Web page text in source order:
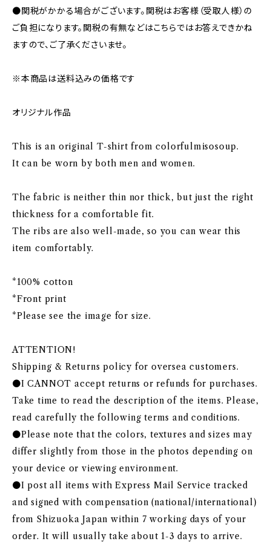
●関税がかかる場合がございます。関税はお客様（受取人様）の
ご負担になります。関税の有無などはこちらではお答えできかね
ますので、ご了承くださいませ。
※本商品は送料込みの価格です
オリジナル作品
This is an original T-shirt from colorfulmisosoup.
It can be worn by both men and women.
The fabric is neither thin nor thick, but just the right
thickness for a comfortable fit.
The ribs are also well-made, so you can wear this
item comfortably.
*100% cotton
*Front print
*Please see the image for size.
ATTENTION!
Shipping & Returns policy for oversea customers.
●I CANNOT accept returns or refunds for purchases.
Take time to read the description of the items. Please,
read carefully the following terms and conditions.
●Please note that the colors, textures and sizes may
differ slightly from those in the photos depending on
your device or viewing environment.
●I post all items with Express Mail Service tracked
and signed with compensation (national/international)
from Shizuoka Japan within 7 working days of your
order. It will usually take about 1-3 days to arrive.